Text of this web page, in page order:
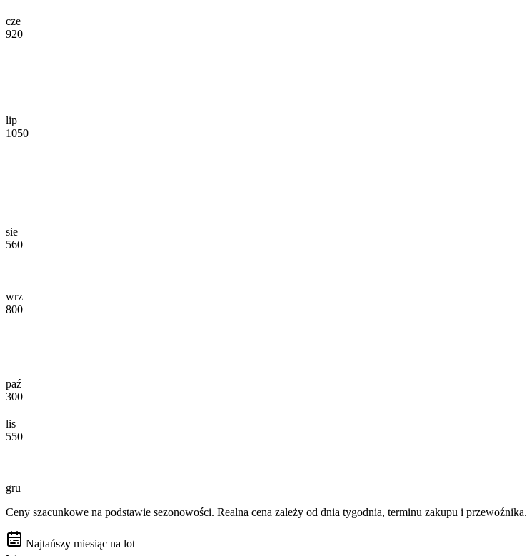
cze
920
lip
1050
sie
560
wrz
800
paź
300
lis
550
gru
Ceny szacunkowe na podstawie sezonowości. Realna cena zależy od dnia tygodnia, terminu zakupu i przewoźnika.
Najtańszy miesiąc na lot